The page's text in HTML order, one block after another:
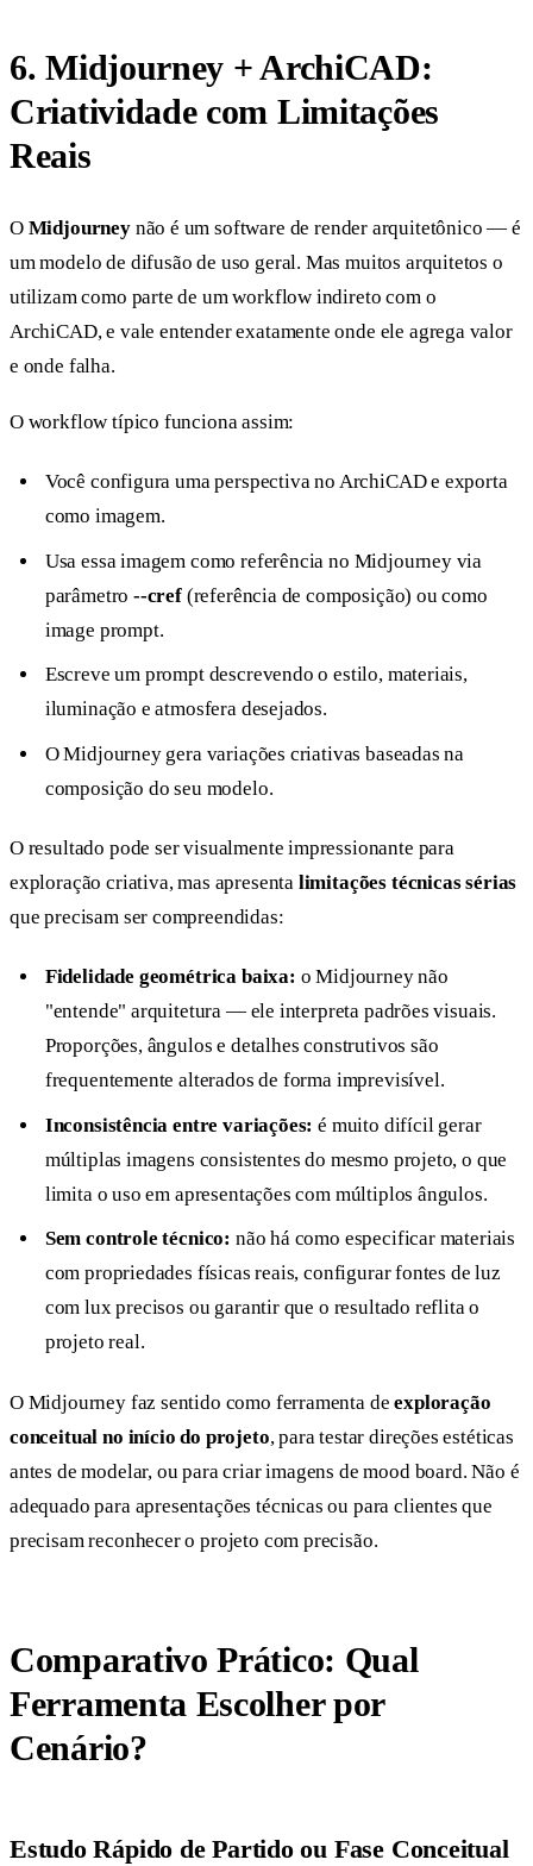
6. Midjourney + ArchiCAD:
Criatividade com Limitações
Reais
O Midjourneynão é um software de render arquitetônico — é
um modelo de difusão de uso geral. Mas muitos arquitetos o
utilizam como parte de um workflow indireto com o
ArchiCAD, e vale entender exatamente onde ele agrega valor
e onde falha.
O workflow típico funciona assim:
Você configura uma perspectiva no ArchiCAD e exporta
como imagem.
Usa essa imagem como referência no Midjourney via
parâmetro --cref(referência de composição) ou como
image prompt.
Escreve um prompt descrevendo o estilo, materiais,
iluminação e atmosfera desejados.
O Midjourney gera variações criativas baseadas na
composição do seu modelo.
O resultado pode ser visualmente impressionante para
exploração criativa, mas apresenta limitações técnicas sérias
que precisam ser compreendidas:
Fidelidade geométrica baixa: o Midjourney não
"entende" arquitetura — ele interpreta padrões visuais.
Proporções, ângulos e detalhes construtivos são
frequentemente alterados de forma imprevisível.
Inconsistência entre variações: é muito difícil gerar
múltiplas imagens consistentes do mesmo projeto, o que
limita o uso em apresentações com múltiplos ângulos.
Sem controle técnico: não há como especificar materiais
com propriedades físicas reais, configurar fontes de luz
com lux precisos ou garantir que o resultado reflita o
projeto real.
O Midjourney faz sentido como ferramenta deexploração
conceitual no início do projeto, para testar direções estéticas
antes de modelar, ou para criar imagens de mood board. Não é
adequado para apresentações técnicas ou para clientes que
precisam reconhecer o projeto com precisão.
Comparativo Prático: Qual
Ferramenta Escolher por
Cenário?
Estudo Rápido de Partido ou Fase Conceitual